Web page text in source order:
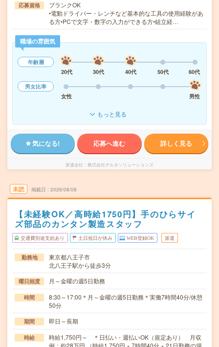
応募資格
ブランクOK
•電動ドライバー・レンチなど基本的な工具の使用経験があ
る方•PCで文字・数字の入力ができる方•組立経…
職場の雰囲気
年齢層
20代
30代 40代 50代
60代
男女比率
女性
男性
もっと見る
気になる! 応募へ進む 詳しく見る
派遣会社 株式会社デルタソリューションズ
未読 掲載日 2026/08/08
【未経験OK／高時給1750円】手のひらサイ
ズ部品のカンタン製造スタッフ
交通費別途支給あり 土日祝日が休み WEB登録OK 派遣
勤務地
東京都八王子市
北八王子駅から徒歩3分
曜日頻度 月～金曜の週5日勤務
時間
8:30～17:00＊月～金曜の週5日勤務＊実働7時間40分/休憩
50分
期間 即日～長期
時給
時給1,750円～ ＊日払い・週払いOK（規定あり） 月収
例：約28万円 （時給1,750円 × 7時間40分 × 21日勤務の場